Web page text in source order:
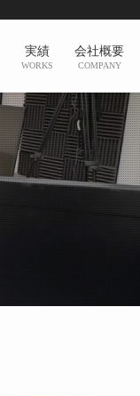
実績
WORKS
会社概要
COMPANY